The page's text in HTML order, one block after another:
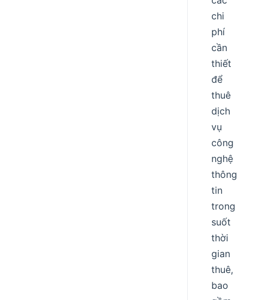
chi
phí
cần
thiết
để
thuê
dịch
vụ
công
nghệ
thông
tin
trong
suốt
thời
gian
thuê,
bao